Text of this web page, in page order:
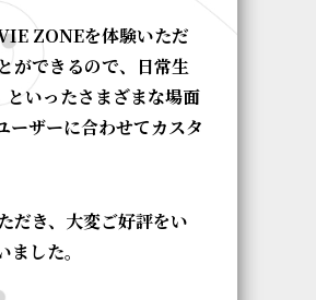
ZONEを体験いただ
ができるので、日常生
いったさまざまな場面
ーザーに合わせてカスタ
だき、大変ご好評をい
した。